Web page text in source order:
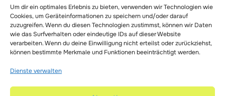
Um dir ein optimales Erlebnis zu bieten, verwenden wir Technologien wie
Cookies, um Geräteinformationen zu speichern und/oder darauf
zuzugreifen. Wenn du diesen Technologien zustimmst, können wir Daten
wie das Surfverhalten oder eindeutige IDs auf dieser Website
verarbeiten. Wenn du deine Einwilligung nicht erteilst oder zurückziehst,
können bestimmte Merkmale und Funktionen beeinträchtigt werden.
Dienste verwalten
Science of Being Human
Legal
Impressum
Datenschutz